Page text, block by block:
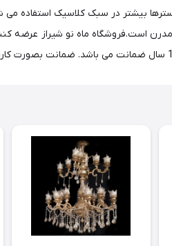
بیشتر در سبک کلاسیک استفاده